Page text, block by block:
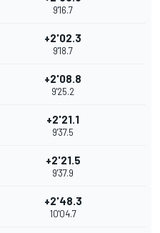
9'16.7
+2'02.3
9'18.7
+2'08.8
9'25.2
+2'21.1
9'37.5
+2'21.5
9'37.9
+2'48.3
10'04.7